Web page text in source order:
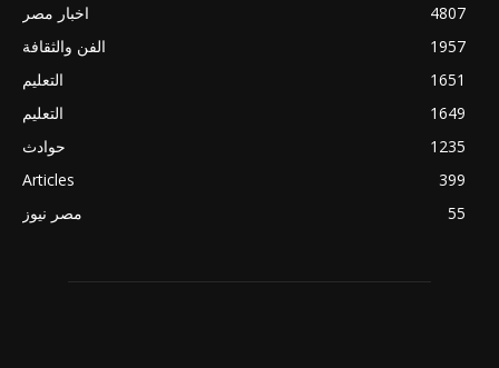
اخبار مصر
4807
الفن والثقافة
1957
التعليم
1651
التعليم
1649
حوادث
1235
Articles
399
مصر نيوز
55